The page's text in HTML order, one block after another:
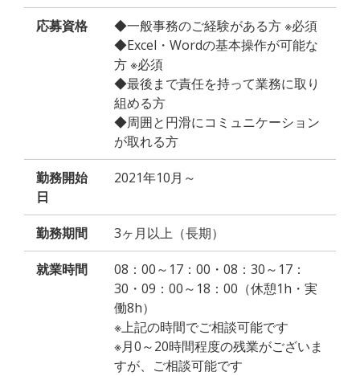
応募資格
◆一般事務のご経験がある方 ※必須
◆Excel・Wordの基本操作が可能な
方 ※必須
◆最後まで責任を持って業務に取り
組める方
◆周囲と円滑にコミュニケーション
が取れる方
勤務開始
日
2021年10月～
勤務期間 3ヶ月以上（長期）
就業時間
08：00～17：00・08：30～17：
30・09：00～18：00（休憩1h・実
働8h）
※上記の時間でご相談可能です
※月0～20時間程度の残業がございま
すが、ご相談可能です